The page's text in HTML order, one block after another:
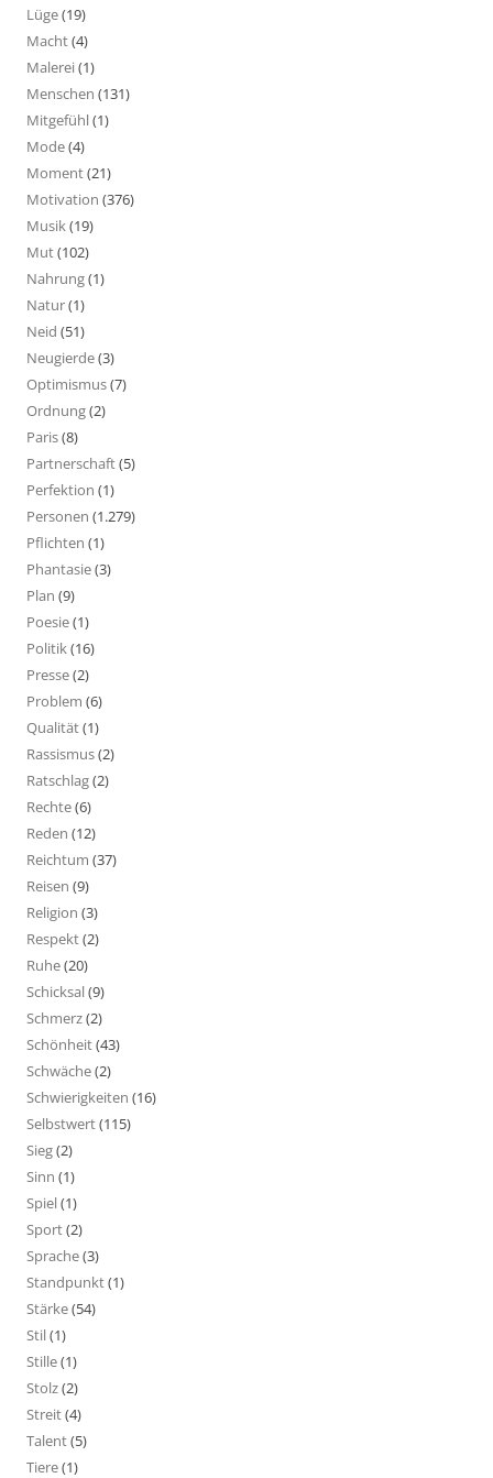
Lüge(19)
Macht(4)
Malerei(1)
Menschen (131)
Mitgefühl(1)
Mode(4)
Moment(21)
Motivation (376)
Musik(19)
Mut(102)
Nahrung(1)
Natur(1)
Neid (51)
Neugierde(3)
Optimismus(7)
Ordnung(2)
Paris(8)
Partnerschaft(5)
Perfektion (1)
Personen (1.279)
Pflichten (1)
Phantasie(3)
Plan (9)
Poesie(1)
Politik(16)
Presse(2)
Problem (6)
Qualität(1)
Rassismus(2)
Ratschlag(2)
Rechte(6)
Reden (12)
Reichtum (37)
Reisen (9)
Religion (3)
Respekt(2)
Ruhe(20)
Schicksal(9)
Schmerz(2)
Schönheit(43)
Schwäche(2)
Schwierigkeiten (16)
Selbstwert(115)
Sieg(2)
Sinn (1)
Spiel(1)
Sport(2)
Sprache(3)
Standpunkt(1)
Stärke(54)
Stil(1)
Stille(1)
Stolz(2)
Streit(4)
Talent(5)
Tiere(1)